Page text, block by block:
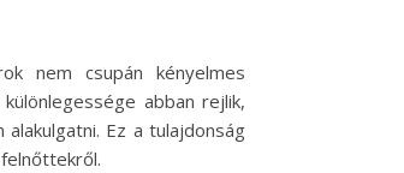
nem csupán kényelmes
abban rejlik,
Ez a tulajdonság